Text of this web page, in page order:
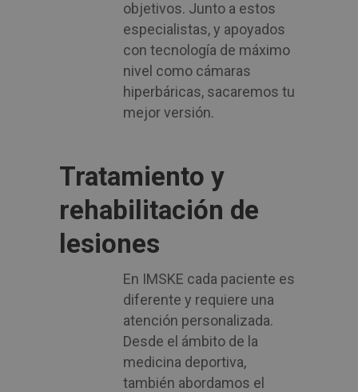
objetivos. Junto a estos
especialistas, y apoyados
con tecnología de máximo
nivel como cámaras
hiperbáricas, sacaremos tu
mejor versión.
Tratamiento y
rehabilitación de
lesiones
En IMSKE cada paciente es
diferente y requiere una
atención personalizada.
Desde el ámbito de la
medicina deportiva,
también abordamos el